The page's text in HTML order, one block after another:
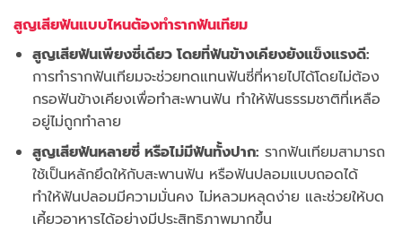
สูญเสียฟันแบบไหนต้องทำรากฟันเทียม
สูญเสียฟันเพียงซี่เดียว โดยที่ฟันข้างเคียงยังแข็งแรงดี:
การทำรากฟันเทียมจะช่วยทดแทนฟันซี่ที่หายไปได้โดยไม่ต้อง
กรอฟันข้างเคียงเพื่อทำสะพานฟัน ทำให้ฟันธรรมชาติที่เหลือ
อยู่ไม่ถูกทำลาย
สูญเสียฟันหลายซี่ หรือไม่มีฟันทั้งปาก: รากฟันเทียมสามารถ
ใช้เป็นหลักยึดให้กับสะพานฟัน หรือฟันปลอมแบบถอดได้
ทำให้ฟันปลอมมีความมั่นคง ไม่หลวมหลุดง่าย และช่วยให้บด
เคี้ยวอาหารได้อย่างมีประสิทธิภาพมากขึ้น